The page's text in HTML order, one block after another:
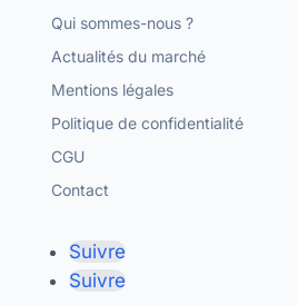
Qui sommes-nous ?
Actualités du marché
Mentions légales
Politique de confidentialité
CGU
Contact
Suivre
Suivre